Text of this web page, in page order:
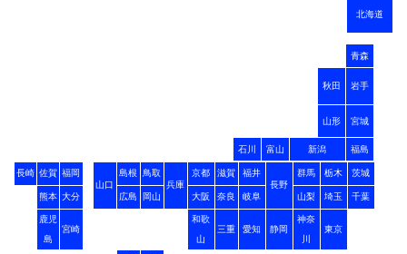
北海道
青森
秋田 岩手
山形 宮城
石川 富山 新潟 福島
長崎 佐賀 福岡
山口
島根
鳥取
兵庫
京都 滋賀
福井
長野
群馬 栃木 茨城
熊本 大分 広島 岡山 大阪 奈良 岐阜 山梨 埼玉 千葉
鹿児
島
宮崎
和歌
山
三重 愛知 静岡
神奈
川
東京